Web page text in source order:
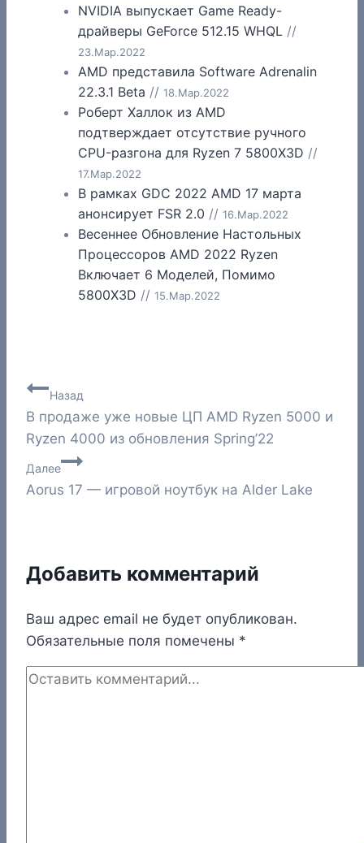
NVIDIA выпускает Game Ready-
драйверы GeForce 512.15 WHQL //
23.Мар.2022
AMD представила Software Adrenalin
22.3.1 Beta // 18.Мар.2022
Роберт Халлок из AMD
подтверждает отсутствие ручного
CPU-разгона для Ryzen 7 5800X3D //
17.Мар.2022
В рамках GDC 2022 AMD 17 марта
анонсирует FSR 2.0 // 16.Мар.2022
Весеннее Обновление Настольных
Процессоров AMD 2022 Ryzen
Включает 6 Моделей, Помимо
5800X3D // 15.Мар.2022
Навигация
по
записям
Назад
В продаже уже новые ЦП AMD Ryzen 5000 и
Ryzen 4000 из обновления Spring’22
Далее
Aorus 17 — игровой ноутбук на Alder Lake
Добавить комментарий
Ваш адрес email не будет опубликован.
Обязательные поля помечены *